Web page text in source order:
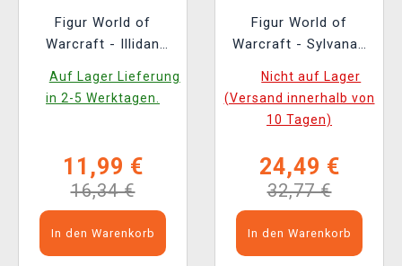
Figur World of
Warcraft - Illidan
1101)
Auf Lager Lieferung
in 2-5 Werktagen.
11,99 €
16,34 €
In den Warenkorb
Figur World of
Warcraft - Sylvanas
Games 990)
Nicht auf Lager
(Versand innerhalb von
10 Tagen)
24,49 €
32,77 €
In den Warenkorb